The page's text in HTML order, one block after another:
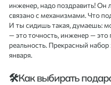
инженер, надо поздравить! Он
связано с механизмами. Что
И ты сидишь такая, думаешь:
— это точность, инженер —
реальность. Прекрасный набор
января.
🛠️Как выбирать